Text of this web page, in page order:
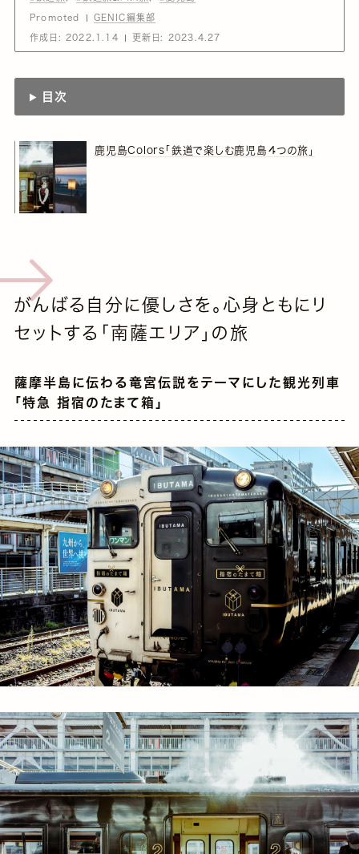
Promoted GENIC編集部
作成日: 2022.1.14 更新日: 2023.4.27
目次
鹿児島Colors「鉄道で楽しむ鹿児島４つの旅」
がんばる自分に優しさを。心身ともにリ
セットする「南薩エリア」の旅
薩摩半島に伝わる竜宮伝説をテーマにした観光列車
「特急 指宿のたまて箱」